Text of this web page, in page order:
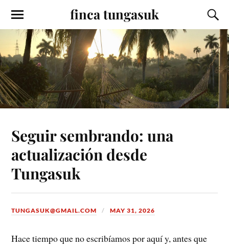
finca tungasuk
Seguir sembrando: una
actualización desde
Tungasuk
TUNGASUK@GMAIL.COM MAY 31, 2026
Hace tiempo que no escribíamos por aquí y, antes que